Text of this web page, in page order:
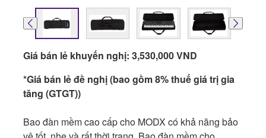
Giá bán lẻ khuyến nghị: 3,530,000 VND
*Giá bán lẻ đề nghị (bao gồm 8% thuế giá trị gia
tăng (GTGT))
Bao đàn mềm cao cấp cho MODX có khả năng bảo